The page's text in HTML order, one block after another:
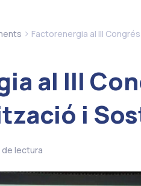
> Factorenergia al III
al III
i
de lectura